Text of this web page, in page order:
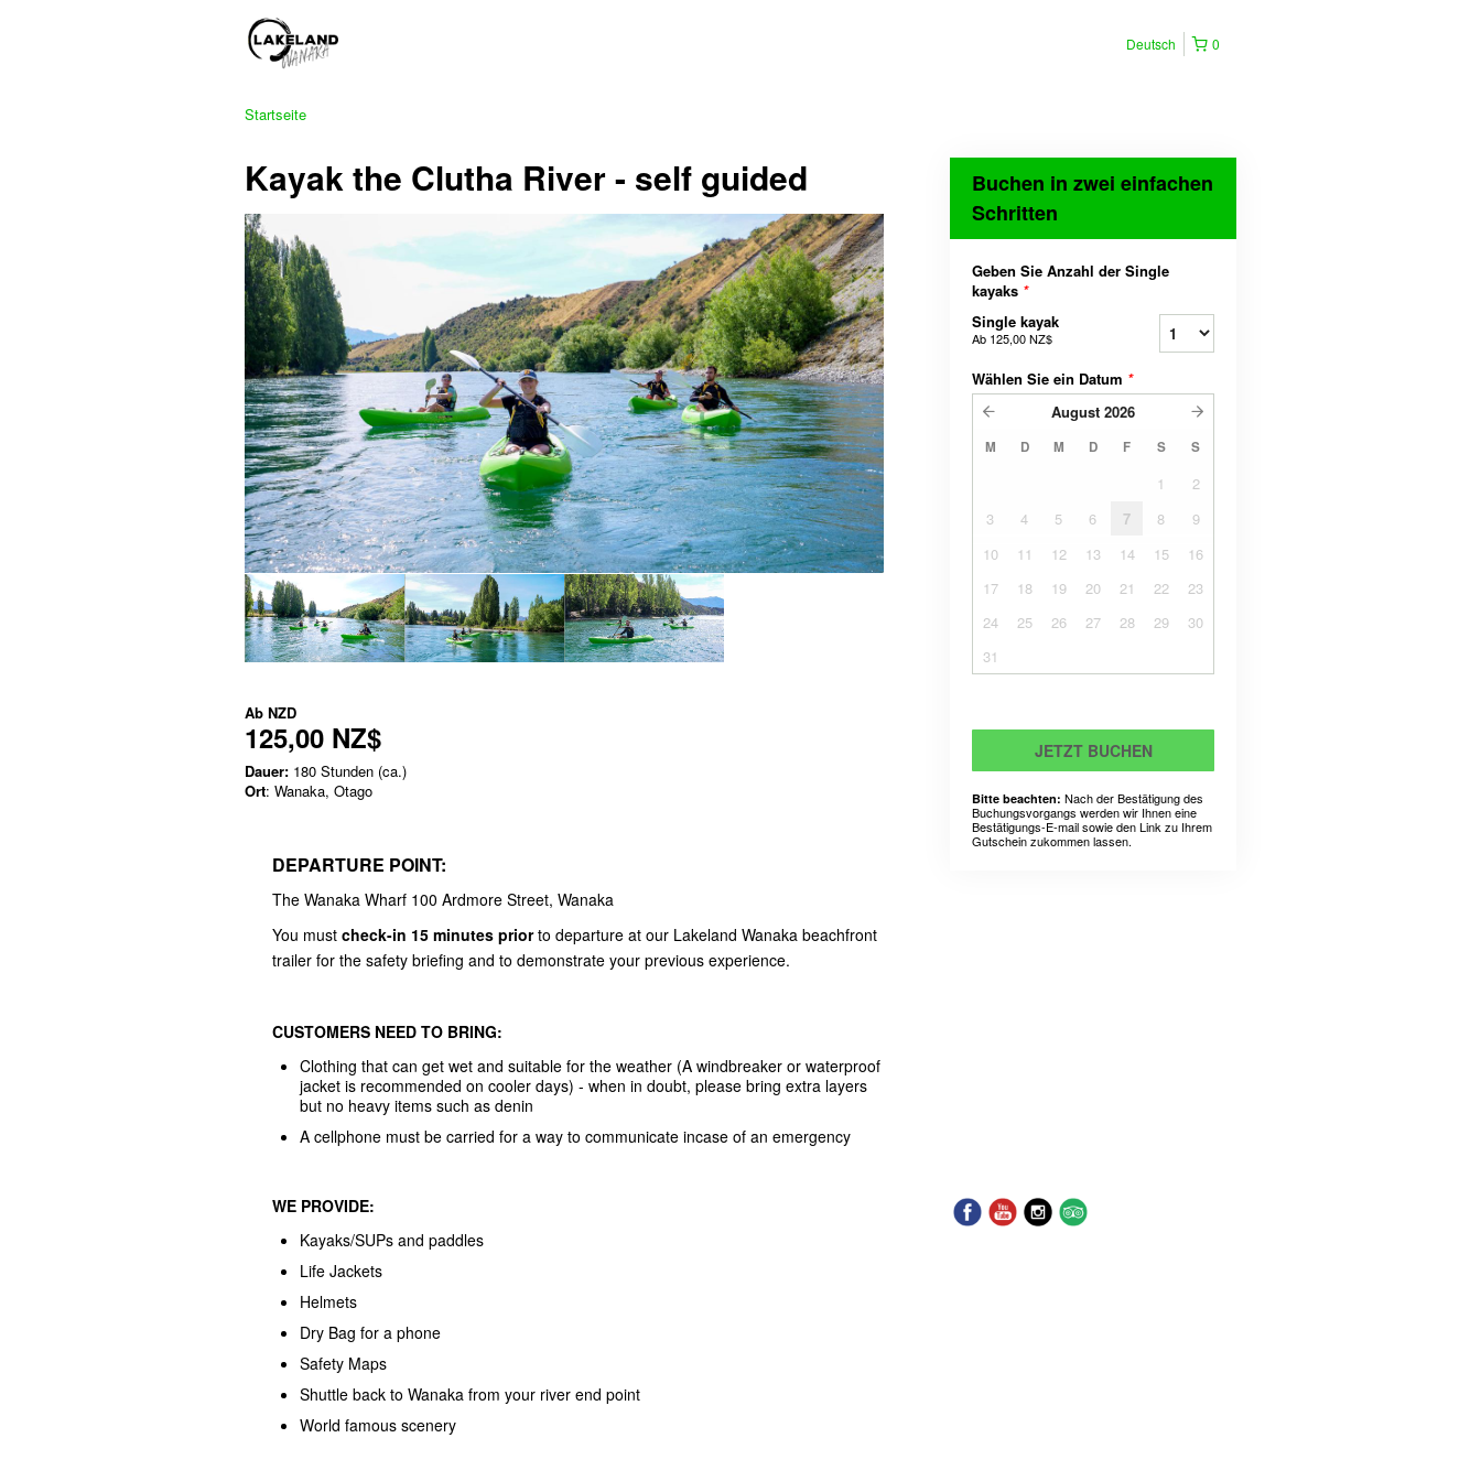
0
Deutsch
Startseite
Kayak the Clutha River - self guided
Ab NZD
125,00 NZ$
Dauer: 180 Stunden (ca.)
Ort: Wanaka, Otago
DEPARTURE POINT:
The Wanaka Wharf 100 Ardmore Street, Wanaka
You must check-in 15 minutes priorto departure at our Lakeland Wanaka beachfront
trailer for the safety briefing and to demonstrate your previous experience.
CUSTOMERS NEED TO BRING:
Clothing that can get wet and suitable for the weather (A windbreaker or waterproof
jacket is recommended on cooler days) - when in doubt, please bring extra layers
but no heavy items such as denin
A cellphone must be carried for a way to communicate incase of an emergency
WE PROVIDE:
Kayaks/SUPs and paddles
Life Jackets
Helmets
Dry Bag for a phone
Safety Maps
Shuttle back to Wanaka from your river end point
World famous scenery
Buchen in zwei einfachen
Schritten
Geben Sie Anzahl der Single
kayaks *
Single kayak
Ab 125,00 NZ$
Wählen Sie ein Datum *
August 2026
M D M D F S S
1
2
3
4 5 6 7 8
9
10
11 12 13 14 15
16
17
18 19 20 21 22
23
24
25 26 27 28 29
30
31
JETZT BUCHEN
Bitte beachten: Nach der Bestätigung des
Buchungsvorgangs werden wir Ihnen eine
Bestätigungs-E-mail sowie den Link zu Ihrem
Gutschein zukommen lassen.